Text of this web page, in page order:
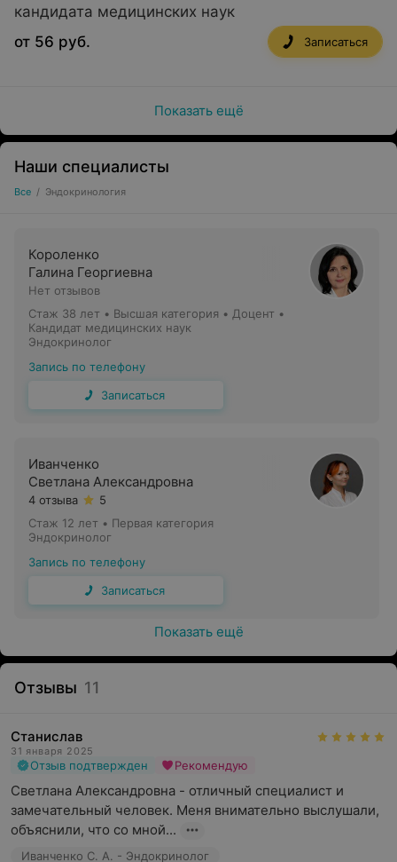
кандидата медицинских наук
от 56 руб.
Записаться
Показать ещё
Наши специалисты
Все / Эндокринология
Короленко
Галина Георгиевна
Нет отзывов
Стаж 38 лет • Высшая категория • Доцент •
Кандидат медицинских наук
Эндокринолог
Запись по телефону
Записаться
Иванченко
Светлана Александровна
4 отзыва
5
Стаж 12 лет • Первая категория
Эндокринолог
Запись по телефону
Записаться
Показать ещё
Отзывы 11
Станислав
31 января 2025
Отзыв подтвержден Рекомендую
Светлана Александровна - отличный специалист и
замечательный человек. Меня внимательно выслушали,
объяснили, что со мной...
Иванченко С. А. - Эндокринолог